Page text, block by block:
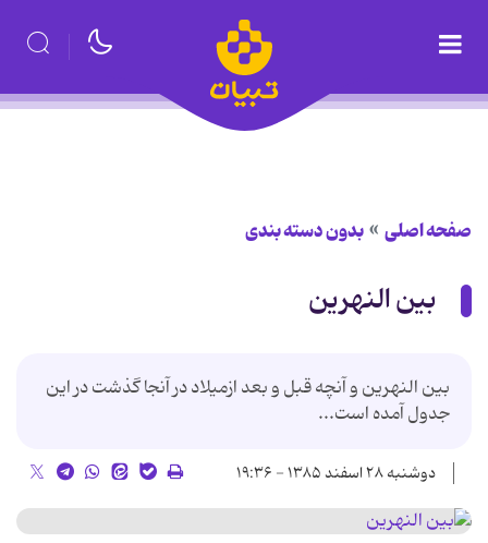
صفحه اصلی بدون دسته بندی
بین النهرین
بین النهرین و آنچه قبل و بعد ازمیلاد در آنجا گذشت در این
جدول آمده است...
دوشنبه ۲۸ اسفند ۱۳۸۵ - ۱۹:۳۶